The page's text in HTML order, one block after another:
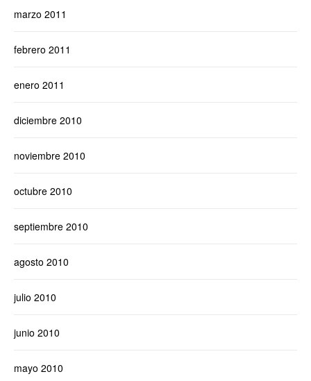
marzo 2011
febrero 2011
enero 2011
diciembre 2010
noviembre 2010
octubre 2010
septiembre 2010
agosto 2010
julio 2010
junio 2010
mayo 2010